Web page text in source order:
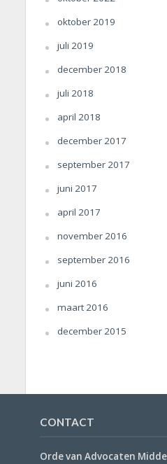
oktober 2019
juli 2019
december 2018
juli 2018
april 2018
december 2017
september 2017
juni 2017
april 2017
november 2016
september 2016
juni 2016
maart 2016
december 2015
CONTACT
Orde van Advocaten